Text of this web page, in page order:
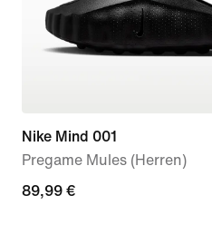
Nike Mind 001
Pregame Mules (Herren)
89,99 €
89,99 €